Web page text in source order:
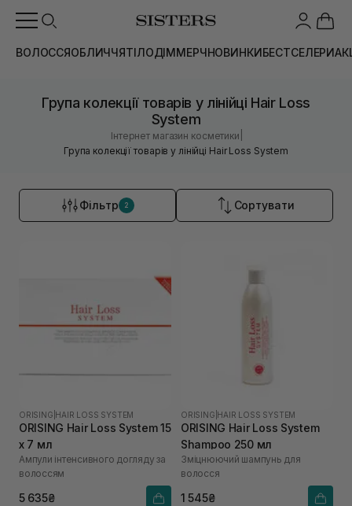
ВОЛОССЯОБЛИЧЧЯТІЛОДІММЕРЧНОВИНКИБЕСТСЕЛЕРИ
Група колекції товарів у лінійці Hair Loss
System
Інтернет магазин косметики
Група колекції товарів у лінійці Hair Loss System
Фільтр 2 Сортувати
ORISING HAIR LOSS SYSTEM
ORISING Hair Loss System 15
х 7 мл
Ампули інтенсивного догляду за
волоссям
5 635₴
ORISING HAIR LOSS SYSTEM
ORISING Hair Loss System
Shampoo 250 мл
Зміцнюючий шампунь для
волосся
1 545₴